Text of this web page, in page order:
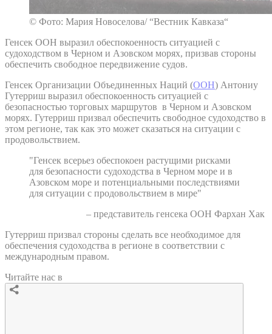
© Фото: Мария Новоселова/ “Вестник Кавказа“
Генсек ООН выразил обеспокоенность ситуацией с
судоходством в Черном и Азовском морях, призвав стороны
обеспечить свободное передвижение судов.
Генсек Организации Объединенных Наций (ООН) Антониу
Гутерриш выразил обеспокоенность ситуацией с
безопасностью торговых маршрутов в Черном и Азовском
морях. Гутерриш призвал обеспечить свободное судоходство в
этом регионе, так как это может сказаться на ситуации с
продовольствием.
"Генсек всерьез обеспокоен растущими рисками
для безопасности судоходства в Черном море и в
Азовском море и потенциальными последствиями
для ситуации с продовольствием в мире"
– представитель генсека ООН Фархан Хак
Гутерриш призвал стороны сделать все необходимое для
обеспечения судоходства в регионе в соответствии с
международным правом.
Читайте нас в